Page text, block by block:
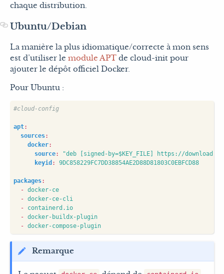
chaque distribution.
Ubuntu/Debian
La manière la plus idiomatique/correcte à mon sens
est d’utiliser le module APT de cloud-init pour
ajouter le dépôt officiel Docker.
Pour Ubuntu :
#cloud-config
apt:
sources:
docker:
source:
"deb [signed-by=$KEY_FILE] https://
keyid : 9DC858229FC7DD38854AE2D88D81803C0EBFCD88
packages:
- docker-ce
- docker-ce-cli
- containerd.io
- docker-buildx-plugin
- docker-compose-plugin
Remarque